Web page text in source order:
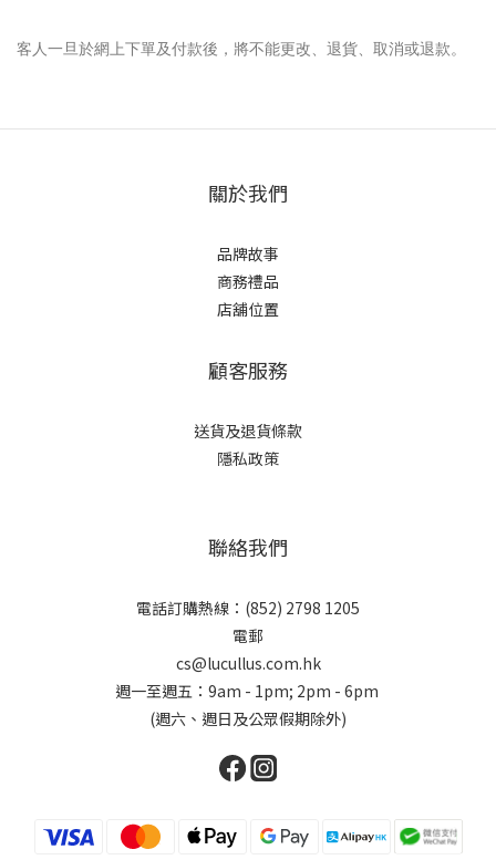
客人一旦於網上下單及付款後，將不能更改、退貨、取消或退款。
關於我們
品牌故事
商務禮品
店舖位置
顧客服務
送貨及退貨條款
隱私政策
聯絡我們
電話訂購熱線：(852) 2798 1205
電郵
cs@lucullus.com.hk
週一至週五：9am - 1pm; 2pm - 6pm
(週六、週日及公眾假期除外)